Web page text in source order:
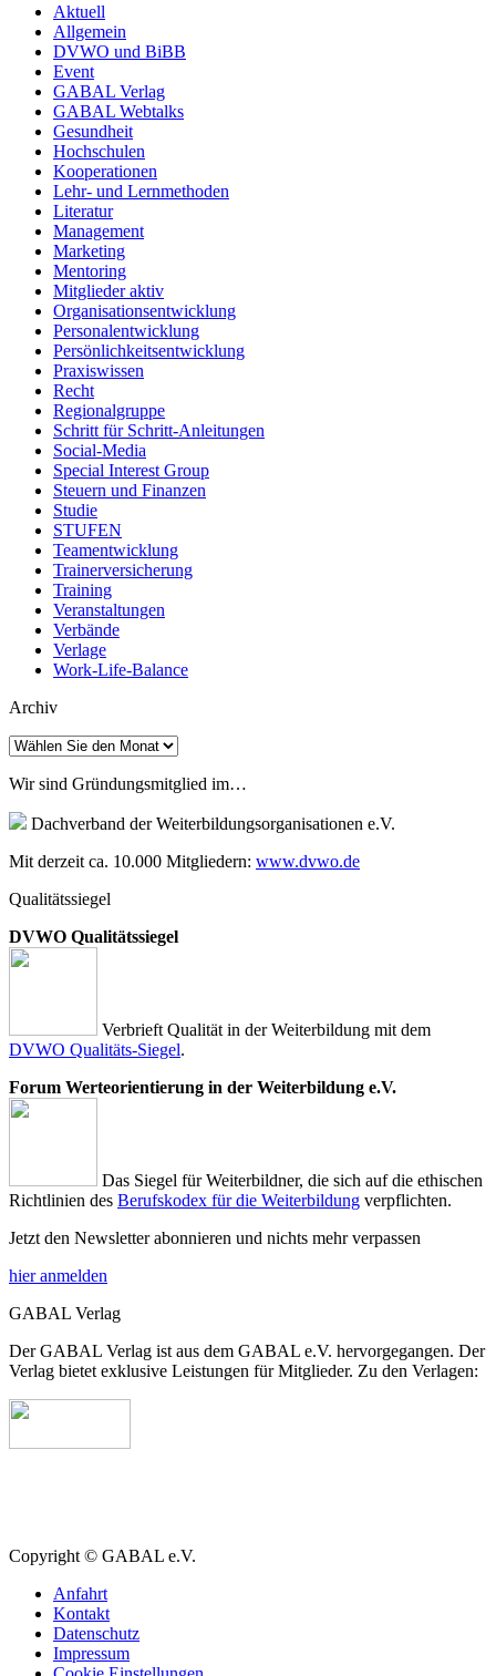
Aktuell
Allgemein
DVWO und BiBB
Event
GABAL Verlag
GABAL Webtalks
Gesundheit
Hochschulen
Kooperationen
Lehr- und Lernmethoden
Literatur
Management
Marketing
Mentoring
Mitglieder aktiv
Organisationsentwicklung
Personalentwicklung
Persönlichkeitsentwicklung
Praxiswissen
Recht
Regionalgruppe
Schritt für Schritt-Anleitungen
Social-Media
Special Interest Group
Steuern und Finanzen
Studie
STUFEN
Teamentwicklung
Trainerversicherung
Training
Veranstaltungen
Verbände
Verlage
Work-Life-Balance
Archiv
Archiv
Wir sind Gründungsmitglied im…
Dachverband der Weiterbildungsorganisationen e.V.
Mit derzeit ca. 10.000 Mitgliedern: www.dvwo.de
Qualitätssiegel
DVWO Qualitätssiegel
Verbrieft Qualität in der Weiterbildung mit dem
DVWO Qualitäts-Siegel.
Forum Werteorientierung in der Weiterbildung e.V.
Das Siegel für Weiterbildner, die sich auf die ethischen
Richtlinien des Berufskodex für die Weiterbildung verpflichten.
Jetzt den Newsletter abonnieren und nichts mehr verpassen
hier anmelden
GABAL Verlag
Der GABAL Verlag ist aus dem GABAL e.V. hervorgegangen. Der
Verlag bietet exklusive Leistungen für Mitglieder. Zu den Verlagen:
Copyright © GABAL e.V.
Anfahrt
Kontakt
Datenschutz
Impressum